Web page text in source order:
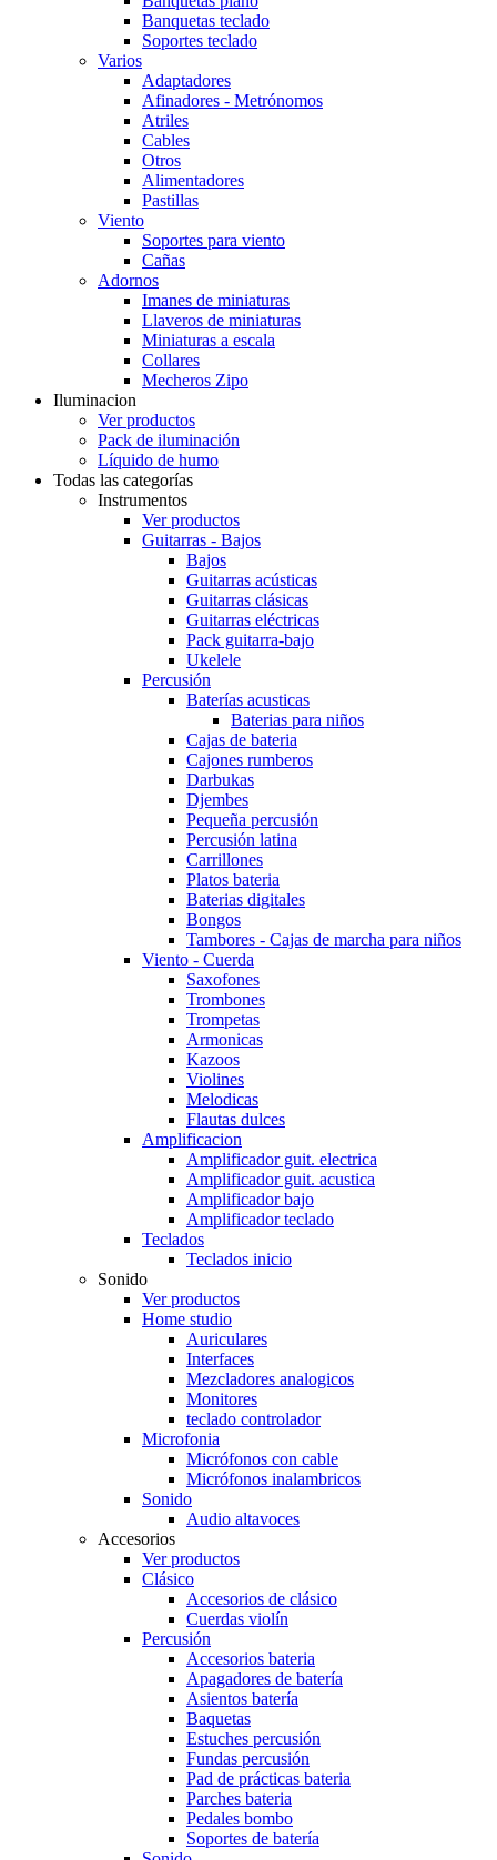
Banquetas teclado
Soportes teclado
Varios
Adaptadores
Afinadores - Metrónomos
Atriles
Cables
Otros
Alimentadores
Pastillas
Viento
Soportes para viento
Cañas
Adornos
Imanes de miniaturas
Llaveros de miniaturas
Miniaturas a escala
Collares
Mecheros Zipo
Iluminacion
Ver productos
Pack de iluminación
Líquido de humo
Todas las categorías
Instrumentos
Ver productos
Guitarras - Bajos
Bajos
Guitarras acústicas
Guitarras clásicas
Guitarras eléctricas
Pack guitarra-bajo
Ukelele
Percusión
Baterías acusticas
Baterias para niños
Cajas de bateria
Cajones rumberos
Darbukas
Djembes
Pequeña percusión
Percusión latina
Carrillones
Platos bateria
Baterias digitales
Bongos
Tambores - Cajas de marcha para niños
Viento - Cuerda
Saxofones
Trombones
Trompetas
Armonicas
Kazoos
Violines
Melodicas
Flautas dulces
Amplificacion
Amplificador guit. electrica
Amplificador guit. acustica
Amplificador bajo
Amplificador teclado
Teclados
Teclados inicio
Sonido
Ver productos
Home studio
Auriculares
Interfaces
Mezcladores analogicos
Monitores
teclado controlador
Microfonia
Micrófonos con cable
Micrófonos inalambricos
Sonido
Audio altavoces
Accesorios
Ver productos
Clásico
Accesorios de clásico
Cuerdas violín
Percusión
Accesorios bateria
Apagadores de batería
Asientos batería
Baquetas
Estuches percusión
Fundas percusión
Pad de prácticas bateria
Parches bateria
Pedales bombo
Soportes de batería